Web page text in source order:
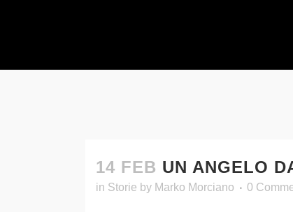
14 FEB UN ANGELO
in Storie by Marko Morciano 0